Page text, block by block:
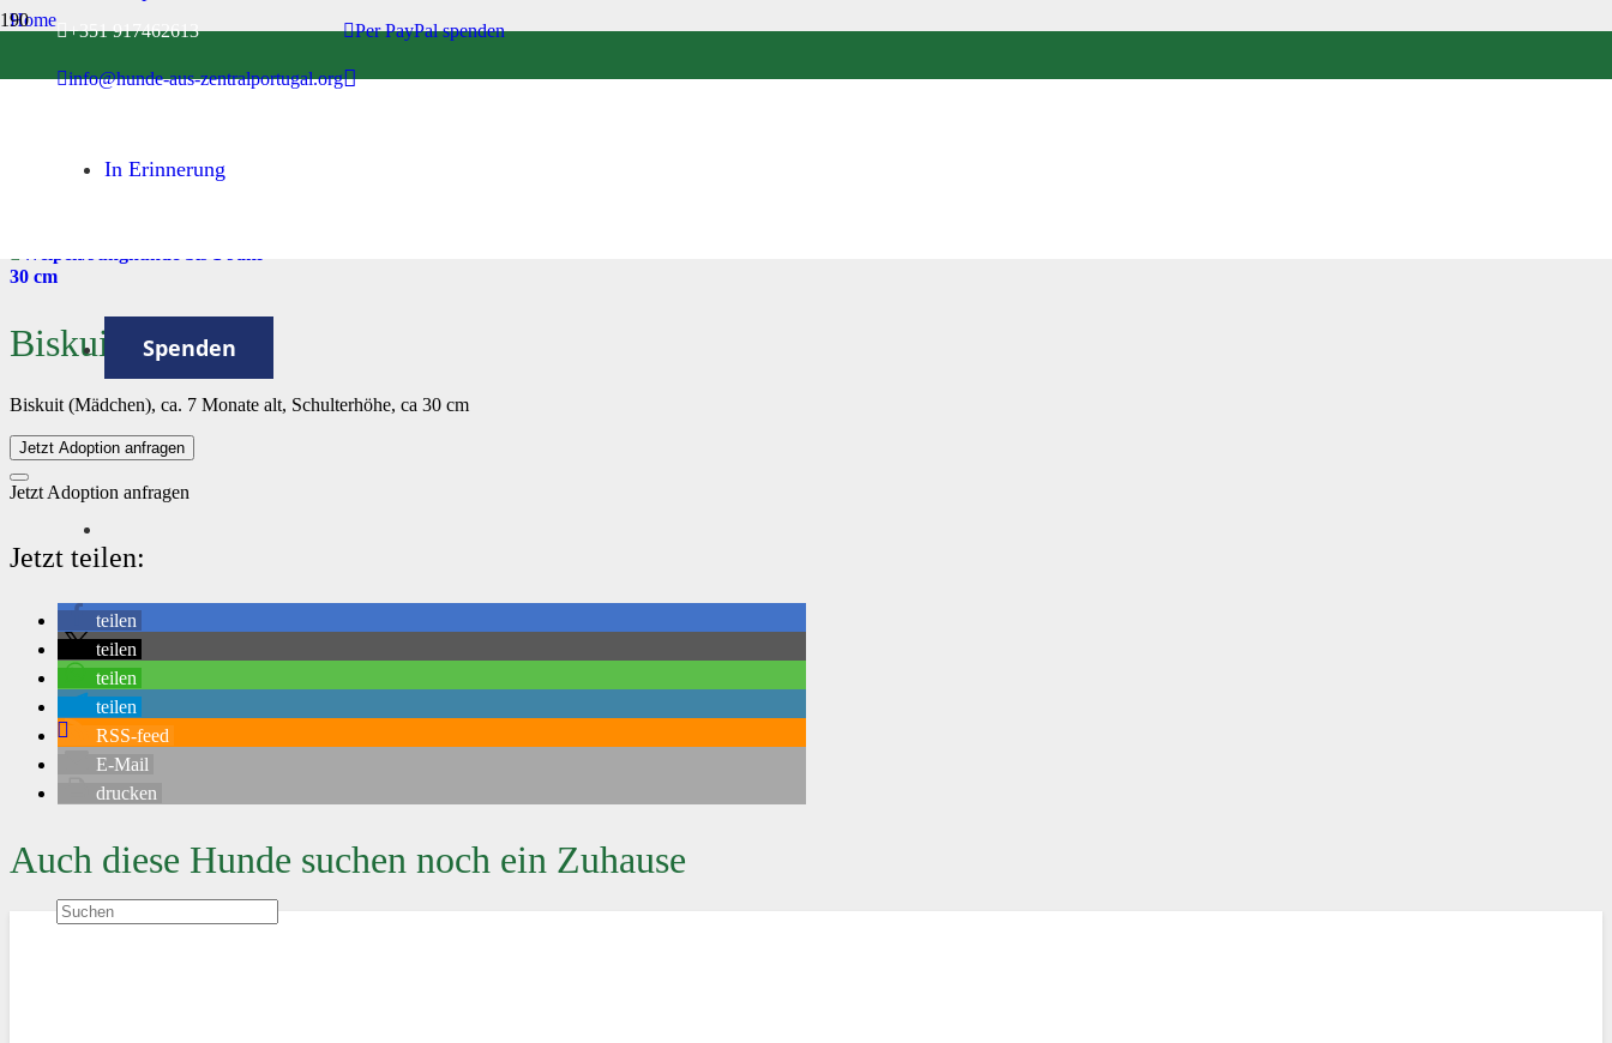
+351 917462613
info@hunde-aus-zentralportugal.org
Per PayPal spenden
In Erinnerung
Spenden
Home
Welpen/Junghunde bis 1 Jahr
30 cm
Biskuit
Biskuit (Mädchen), ca. 7 Monate alt, Schulterhöhe, ca 30 cm
Jetzt Adoption anfragen
Jetzt Adoption anfragen
Jetzt teilen:
teilen
teilen
teilen
teilen
RSS-feed
E-Mail
drucken
Auch diese Hunde suchen noch ein Zuhause